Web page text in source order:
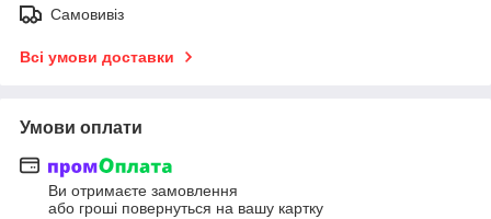
Самовивіз
Всі умови доставки
Умови оплати
Ви отримаєте замовлення
або гроші повернуться на вашу картку